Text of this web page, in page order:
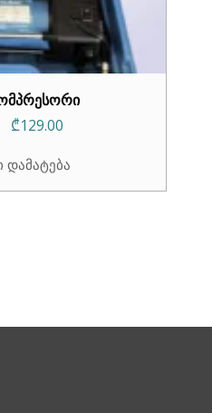
Original
was:
₾129.00
is:
დამატება